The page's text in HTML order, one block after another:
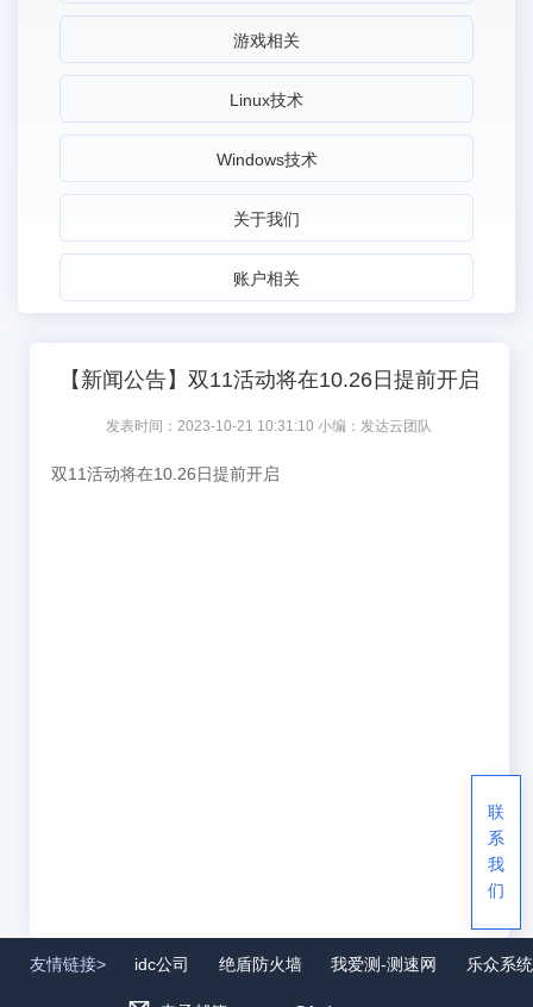
游戏相关
Linux技术
Windows技术
关于我们
账户相关
【新闻公告】双11活动将在10.26日提前开启
发表时间：2023-10-21 10:31:10 小编：发达云团队
双11活动将在10.26日提前开启
友情链接> idc公司 绝盾防火墙 我爱测-测速网 乐众系统
联
系
我
们